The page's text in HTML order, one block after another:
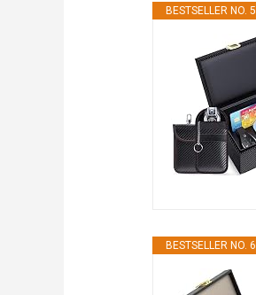
BESTSELLER NO. 5
BESTSELLER NO. 6